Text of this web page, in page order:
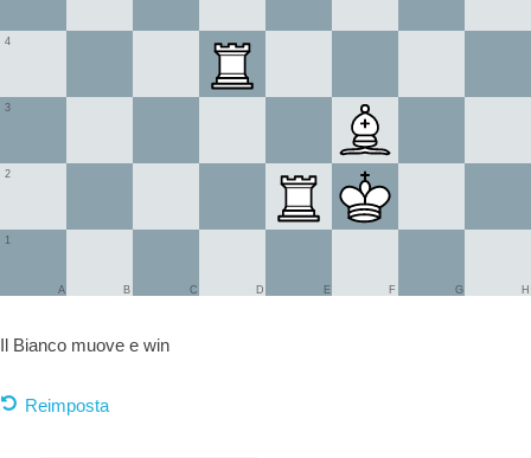
1
2
3
4
A B C D E F G H
Il Bianco muove e win
Reimposta